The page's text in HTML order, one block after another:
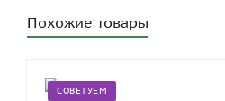
Похожие товары
СОВЕТУЕМ